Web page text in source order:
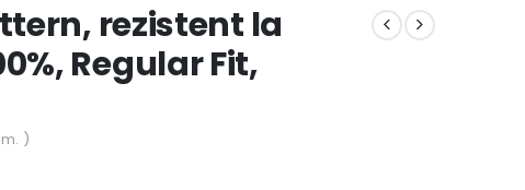
rezistent la
Regular Fit,
)